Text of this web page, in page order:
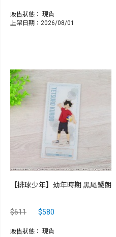
販售狀態： 現貨
上架日期：2026/08/01
【排球少年】幼年時期 黑尾鐵朗
$611 $580
販售狀態： 現貨